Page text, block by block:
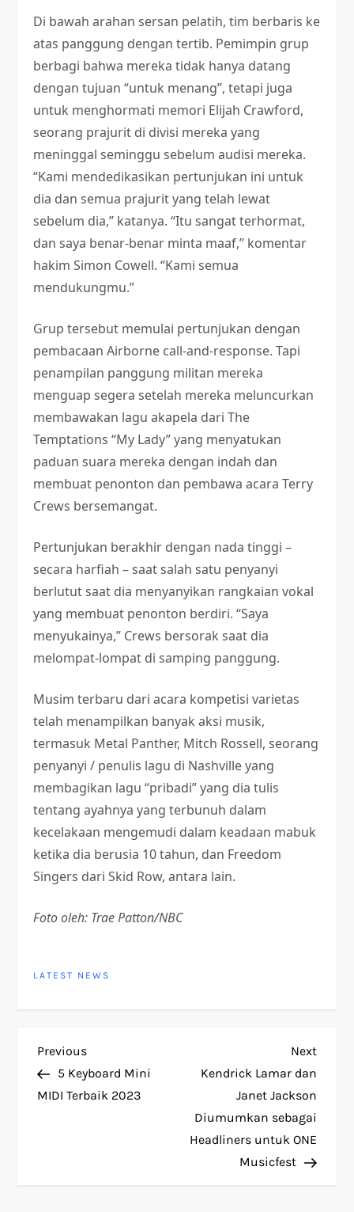
Di bawah arahan sersan pelatih, tim berbaris ke
atas panggung dengan tertib. Pemimpin grup
berbagi bahwa mereka tidak hanya datang
dengan tujuan “untuk menang”, tetapi juga
untuk menghormati memori Elijah Crawford,
seorang prajurit di divisi mereka yang
meninggal seminggu sebelum audisi mereka.
“Kami mendedikasikan pertunjukan ini untuk
dia dan semua prajurit yang telah lewat
sebelum dia,” katanya. “Itu sangat terhormat,
dan saya benar-benar minta maaf,” komentar
hakim Simon Cowell. “Kami semua
mendukungmu.”
Grup tersebut memulai pertunjukan dengan
pembacaan Airborne call-and-response. Tapi
penampilan panggung militan mereka
menguap segera setelah mereka meluncurkan
membawakan lagu akapela dari The
Temptations “My Lady” yang menyatukan
paduan suara mereka dengan indah dan
membuat penonton dan pembawa acara Terry
Crews bersemangat.
Pertunjukan berakhir dengan nada tinggi –
secara harfiah – saat salah satu penyanyi
berlutut saat dia menyanyikan rangkaian vokal
yang membuat penonton berdiri. “Saya
menyukainya,” Crews bersorak saat dia
melompat-lompat di samping panggung.
Musim terbaru dari acara kompetisi varietas
telah menampilkan banyak aksi musik,
termasuk Metal Panther, Mitch Rossell, seorang
penyanyi / penulis lagu di Nashville yang
membagikan lagu “pribadi” yang dia tulis
tentang ayahnya yang terbunuh dalam
kecelakaan mengemudi dalam keadaan mabuk
ketika dia berusia 10 tahun, dan Freedom
Singers dari Skid Row, antara lain.
Foto oleh: Trae Patton/NBC
LATEST NEWS
P
o
Previous
Post
Previous
5 Keyboard Mini
MIDI Terbaik 2023
Next
Post
Next
Kendrick Lamar dan
Janet Jackson
Diumumkan sebagai
Headliners untuk ONE
Musicfest